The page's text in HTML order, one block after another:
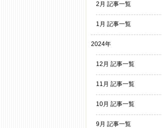
2月 記事一覧
1月 記事一覧
2024年
12月 記事一覧
11月 記事一覧
10月 記事一覧
9月 記事一覧